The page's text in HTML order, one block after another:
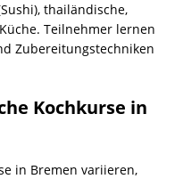
thailändische,
Teilnehmer lernen
Zubereitungstechniken
Kochkurse in
in Bremen variieren,